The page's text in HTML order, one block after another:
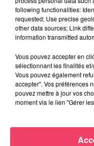
Emission METAL ZONE N°
following functionalities:
requested; Use precise
other data sources; Link
information transmitted
Vous pouvez accepter en
sélectionnant les finalités
Vous pouvez également
accepter". Vos préférences
pouvez mettre à jour vos
moment via le lien "Gérer